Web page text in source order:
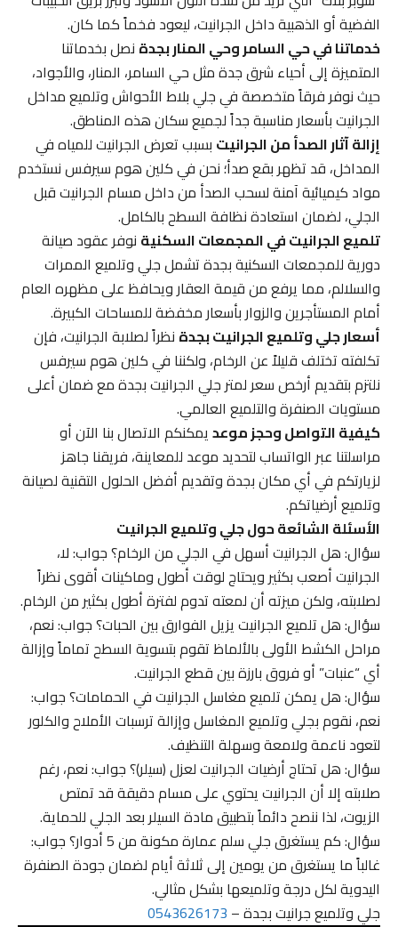
الفضية أو الذهبية داخل الجرانيت، ليعود فخماً كما كان.
خدماتنا في حي السامر وحي المنار بجدةنصل بخدماتنا
المتميزة إلى أحياء شرق جدة مثل حي السامر، المنار، والأجواد،
حيث نوفر فرقاً متخصصة في جلي بلاط الأحواش وتلميع مداخل
الجرانيت بأسعار مناسبة جداً لجميع سكان هذه المناطق.
إزالة آثار الصدأ من الجرانيتبسبب تعرض الجرانيت للمياه في
المداخل، قد تظهر بقع صدأ؛ نحن في كلين هوم سيرفس نستخدم
مواد كيميائية آمنة لسحب الصدأ من داخل مسام الجرانيت قبل
الجلي، لضمان استعادة نظافة السطح بالكامل.
تلميع الجرانيت في المجمعات السكنيةنوفر عقود صيانة
دورية للمجمعات السكنية بجدة تشمل جلي وتلميع الممرات
والسلالم، مما يرفع من قيمة العقار ويحافظ على مظهره العام
أمام المستأجرين والزوار بأسعار مخفضة للمساحات الكبيرة.
أسعار جلي وتلميع الجرانيت بجدةنظراً لصلابة الجرانيت، فإن
تكلفته تختلف قليلاً عن الرخام، ولكننا في كلين هوم سيرفس
نلتزم بتقديم أرخص سعر لمتر جلي الجرانيت بجدة مع ضمان أعلى
مستويات الصنفرة والتلميع العالمي.
كيفية التواصل وحجز موعديمكنكم الاتصال بنا الآن أو
مراسلتنا عبر الواتساب لتحديد موعد للمعاينة، فريقنا جاهز
لزيارتكم في أي مكان بجدة وتقديم أفضل الحلول التقنية لصيانة
وتلميع أرضياتكم.
الأسئلة الشائعة حول جلي وتلميع الجرانيت
سؤال: هل الجرانيت أسهل في الجلي من الرخام؟ جواب: لا،
الجرانيت أصعب بكثير ويحتاج لوقت أطول وماكينات أقوى نظراً
لصلابته، ولكن ميزته أن لمعته تدوم لفترة أطول بكثير من الرخام.
سؤال: هل تلميع الجرانيت يزيل الفوارق بين الحبات؟ جواب: نعم،
مراحل الكشط الأولى بالألماظ تقوم بتسوية السطح تماماً وإزالة
أي “عنبات” أو فروق بارزة بين قطع الجرانيت.
سؤال: هل يمكن تلميع مغاسل الجرانيت في الحمامات؟ جواب:
نعم، نقوم بجلي وتلميع المغاسل وإزالة ترسبات الأملاح والكلور
لتعود ناعمة ولامعة وسهلة التنظيف.
سؤال: هل تحتاج أرضيات الجرانيت لعزل (سيلر)؟ جواب: نعم، رغم
صلابته إلا أن الجرانيت يحتوي على مسام دقيقة قد تمتص
الزيوت، لذا ننصح دائماً بتطبيق مادة السيلر بعد الجلي للحماية.
سؤال: كم يستغرق جلي سلم عمارة مكونة من 5 أدوار؟ جواب:
غالباً ما يستغرق من يومين إلى ثلاثة أيام لضمان جودة الصنفرة
اليدوية لكل درجة وتلميعها بشكل مثالي.
جلي وتلميع جرانيت بجدة –0543626173